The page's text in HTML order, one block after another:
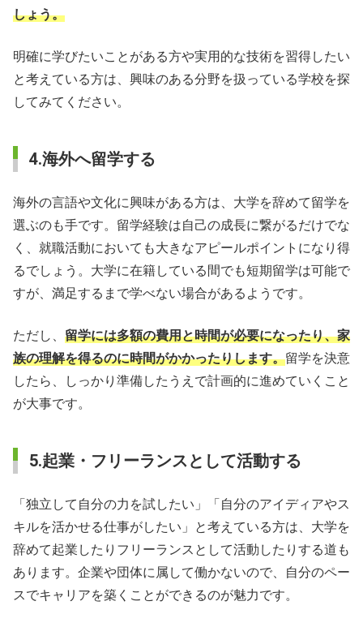
しょう。
明確に学びたいことがある方や実用的な技術を習得したい
と考えている方は、興味のある分野を扱っている学校を探
してみてください。
4.海外へ留学する
海外の言語や文化に興味がある方は、大学を辞めて留学を
選ぶのも手です。留学経験は自己の成長に繋がるだけでな
く、就職活動においても大きなアピールポイントになり得
るでしょう。大学に在籍している間でも短期留学は可能で
すが、満足するまで学べない場合があるようです。
ただし、 留学には多額の費用と時間が必要になったり、家
族の理解を得るのに時間がかかったりします。留学を決意
したら、しっかり準備したうえで計画的に進めていくこと
が大事です。
5.起業・フリーランスとして活動する
「独立して自分の力を試したい」「自分のアイディアやス
キルを活かせる仕事がしたい」と考えている方は、大学を
辞めて起業したりフリーランスとして活動したりする道も
あります。企業や団体に属して働かないので、自分のペー
スでキャリアを築くことができるのが魅力です。